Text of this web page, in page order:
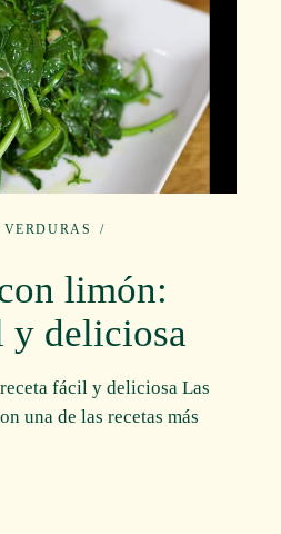
VERDURAS
limón:
y deliciosa
fácil y deliciosa Las
una de las recetas más